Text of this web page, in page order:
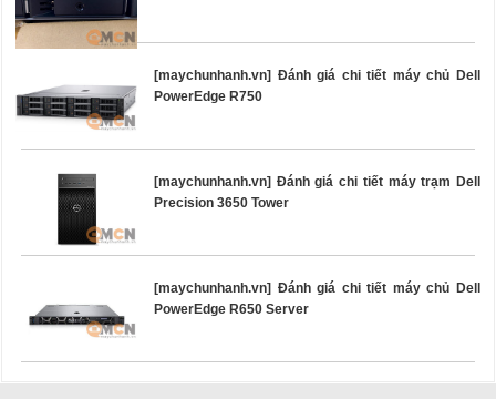
[maychunhanh.vn] Đánh giá chi tiết máy chủ Dell
PowerEdge R750
[maychunhanh.vn] Đánh giá chi tiết máy trạm Dell
Precision 3650 Tower
[maychunhanh.vn] Đánh giá chi tiết máy chủ Dell
PowerEdge R650 Server